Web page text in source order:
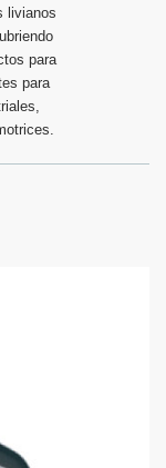
livianos
para
para